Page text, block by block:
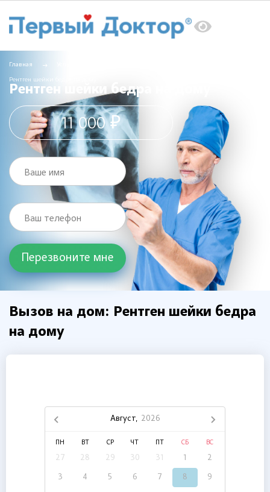
Главная
Рентген шейки бедра на дому
Рентген шейки бедра на дому
11 000 ₽
Ваше имя
Ваш телефон
Вызов на дом: Рентген шейки бедра
на дому
Август, 2026
ПН ВТ СР ЧТ СБ ВС
27 28 29 30 31 1 2
3 4 5 6 7 8 9